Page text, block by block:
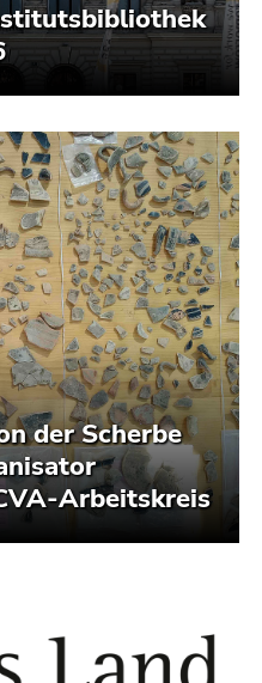
der Scherbe
Arbeitskreis